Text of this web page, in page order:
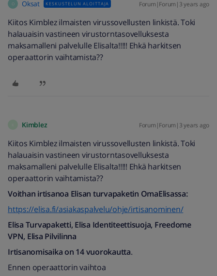
O Oksat KESKUSTELUN ALOITTAJA Forum|Forum|3 years ago
Kiitos Kimblez ilmaisten virussovellusten linkistä. Toki
halauaisin vastineen virustorntasovelluksesta
maksamalleni palvelulle Elisalta!!!!! Ehkä harkitsen
operaattorin vaihtamista??
Kimblez Forum|Forum|3 years ago
Kiitos Kimblez ilmaisten virussovellusten linkistä. Toki
halauaisin vastineen virustorntasovelluksesta
maksamalleni palvelulle Elisalta!!!!! Ehkä harkitsen
operaattorin vaihtamista??
Voithan irtisanoa Elisan turvapaketin OmaElisassa:
https://elisa.fi/asiakaspalvelu/ohje/irtisanominen/
Elisa Turvapaketti, Elisa Identiteettisuoja, Freedome
VPN, Elisa Pilvilinna
Irtisanomisaika on 14 vuorokautta.
Ennen operaattorin vaihtoa